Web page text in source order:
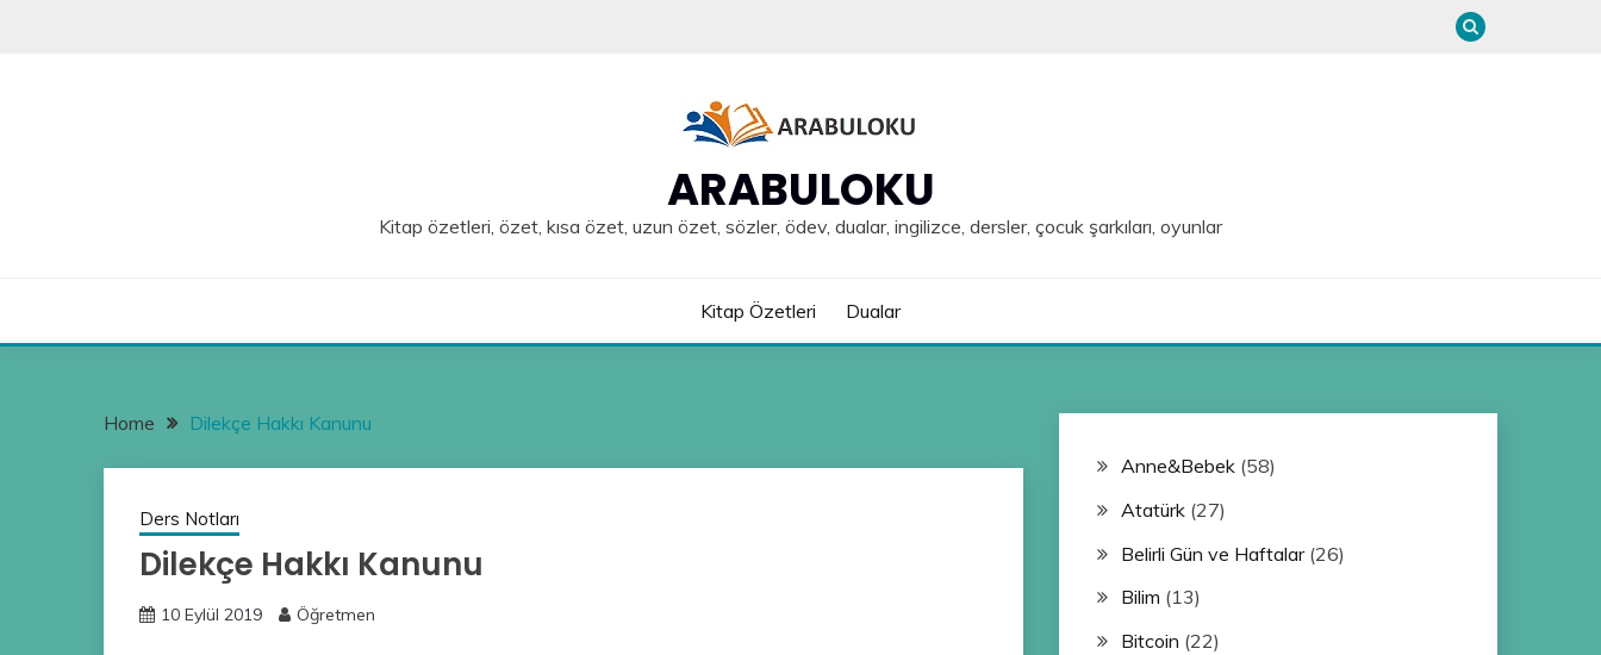
ARABULOKU
Kitap özetleri, özet, kısa özet, uzun özet, sözler, ödev, dualar, ingilizce, dersler, çocuk şarkıları, oyunlar
Kitap Özetleri Dualar
Home Dilekçe Hakkı Kanunu
Ders Notları
Dilekçe Hakkı Kanunu
10 Eylül 2019 Öğretmen
Anne&Bebek(58)
Atatürk(27)
Belirli Gün ve Haftalar(26)
Bilim (13)
Bitcoin (22)